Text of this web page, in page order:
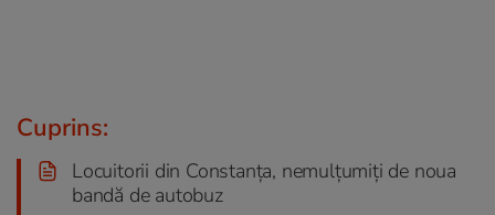
Cuprins:
Locuitorii din Constanța, nemulțumiți de noua
bandă de autobuz